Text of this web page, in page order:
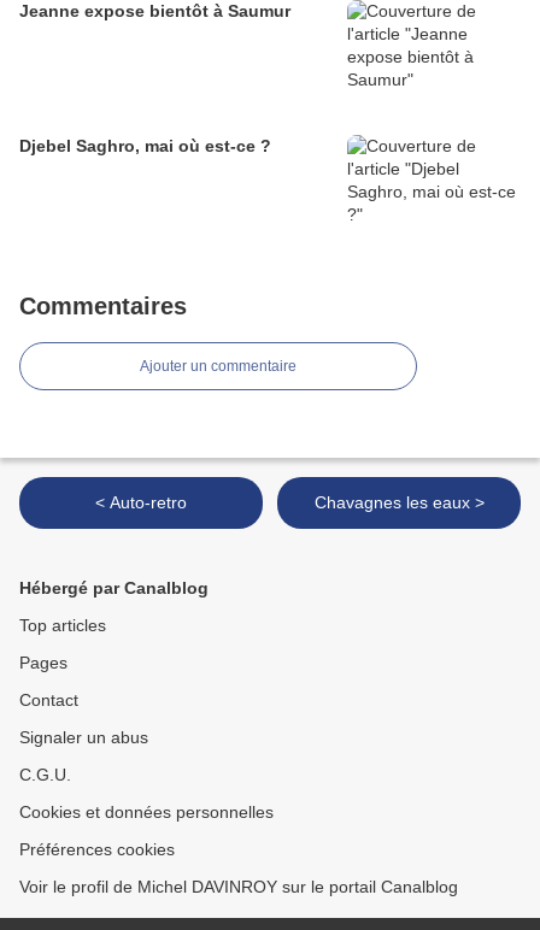
Jeanne expose bientôt à Saumur
Djebel Saghro, mai où est-ce ?
Commentaires
Ajouter un commentaire
< Auto-retro Chavagnes les eaux >
Hébergé par Canalblog
Top articles
Pages
Contact
Signaler un abus
C.G.U.
Cookies et données personnelles
Préférences cookies
Voir le profil de Michel DAVINROY sur le portail Canalblog